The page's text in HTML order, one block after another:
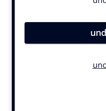
Campagnes